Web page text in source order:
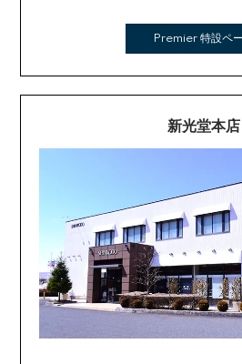
Premier 特設ペ
新光堂本店